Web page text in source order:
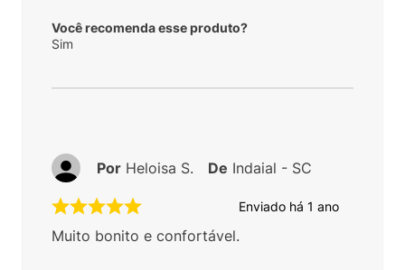
Você recomenda esse produto?
Sim
Enviado há 1 ano
Muito bonito e confortável.
Por Heloisa S. De Indaial - SC